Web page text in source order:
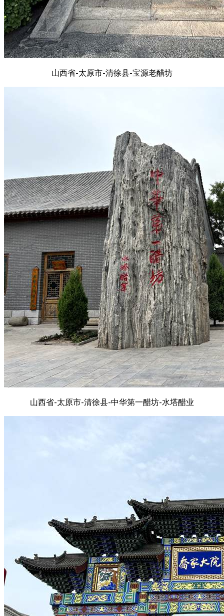
山西省-太原市-清徐县-宝源老醋坊
山西省-太原市-清徐县-中华第一醋坊-水塔醋业